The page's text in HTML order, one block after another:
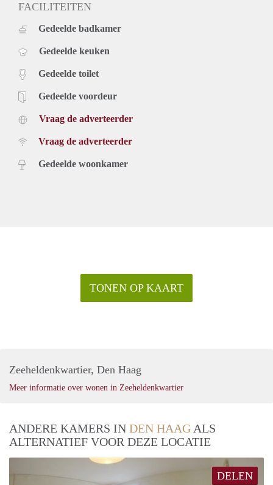
FACILITEITEN
Gedeelde badkamer
Gedeelde keuken
Gedeelde toilet
Gedeelde voordeur
Vraag de adverteerder
Vraag de adverteerder
Gedeelde woonkamer
TONEN OP KAART
Zeeheldenkwartier, Den Haag
Meer informatie over wonen in Zeeheldenkwartier
ANDERE KAMERS IN DEN HAAG ALS
ALTERNATIEF VOOR DEZE LOCATIE
DELEN